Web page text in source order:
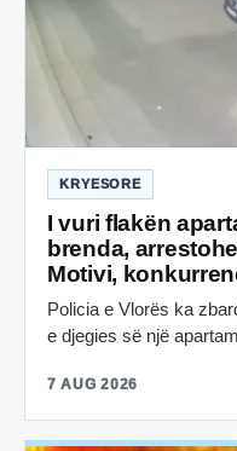
KRYESORE
I vuri flakën
brenda,
Motivi,
Policia e Vlorës ka
e djegies së një
7 AUG 2026